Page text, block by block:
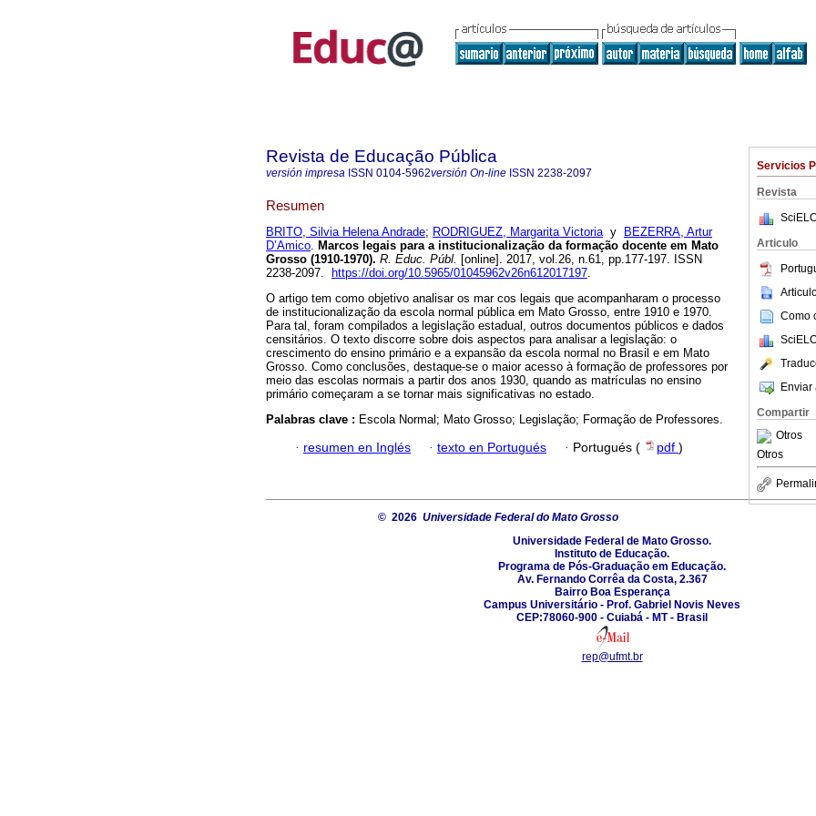
Servicios
Revista
Articulo
Como
Enviar
Compartir
Otros
Otros
Revista de Educação Pública
versión impresa ISSN 0104-5962versión On-line ISSN 2238-2097
Resumen
BRITO, Silvia Helena Andrade; RODRIGUEZ, Margarita Victoriay
BEZERRA, Artur
D’Amico. Marcos legais para a institucionalização da formação docente em Mato
Grosso (1910-1970). R. Educ. Públ. [online]. 2017, vol.26, n.61, pp.177-197. ISSN
2238-2097.
https://doi.org/10.5965/01045962v26n612017197.
O artigo tem como objetivo analisar os mar cos legais que acompanharam o processo
de institucionalização da escola normal pública em Mato Grosso, entre 1910 e 1970.
Para tal, foram compilados a legislação estadual, outros documentos públicos e dados
censitários. O texto discorre sobre dois aspectos para analisar a legislação: o
crescimento do ensino primário e a expansão da escola normal no Brasil e em Mato
Grosso. Como conclusões, destaque-se o maior acesso à formação de professores por
meio das escolas normais a partir dos anos 1930, quando as matrículas no ensino
primário começaram a se tornar mais significativas no estado.
Palabras clave : Escola Normal; Mato Grosso; Legislação; Formação de Professores.
· resumen en Inglés · texto en Portugués · Portugués ( pdf )
© 2026 Universidade Federal do Mato Grosso
Universidade Federal de Mato Grosso.
Instituto de Educação.
Programa de Pós-Graduação em Educação.
Av. Fernando Corrêa da Costa, 2.367
Bairro Boa Esperança
Campus Universitário - Prof. Gabriel Novis Neves
CEP:78060-900 - Cuiabá - MT - Brasil
rep@ufmt.br